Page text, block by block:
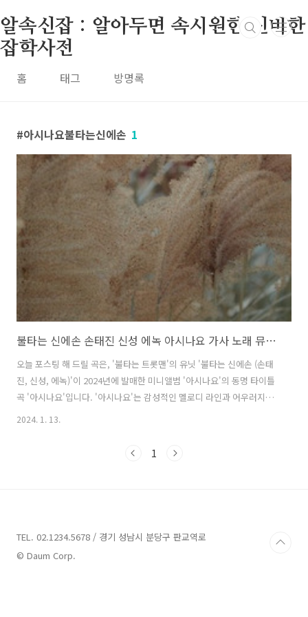
알속신잡 : 알아두면 속시원한 신비한
잡학사전
홈 태그 방명록
아시나요불타는신에손 1
불타는 신에손 손태진 신성 에녹 아시나요 가사 노래 뮤비 곡정보
오늘 포스팅 해 드릴 곡은, '불타는 트롯맨'의 유닛 '불타는 신에손 (손태
진, 신성, 에녹)'이 2024년에 발매한 미니앨범 '아시나요'의 동명 타이틀
곡 '아시나요'입니다. '아시나요'는 감성적인 멜로디 라인과 어우러지는
서정적인 가사가 돋보이는 레트로 발라드 곡으로, '불타는 신에손'의 하
에게 깊은 여운을 선사합니다. '불타는 신에손'은 그동안 쉽게 들을 수 없
2024. 1. 13.
1
TEL. 02.1234.5678 / 경기 성남시 분당구 판교역로
© Daum Corp.